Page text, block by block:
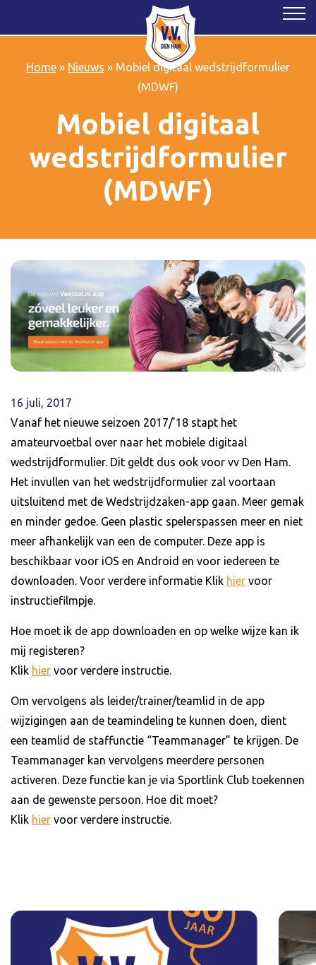
Home» Nieuws » Mobiel digitaal wedstrijdformulier
(MDWF)
Mobiel digitaal
wedstrijdformulier
(MDWF)
16 juli, 2017
Vanaf het nieuwe seizoen 2017/’18 stapt het
amateurvoetbal over naar het mobiele digitaal
wedstrijdformulier. Dit geldt dus ook voor vv Den Ham.
Het invullen van het wedstrijdformulier zal voortaan
uitsluitend met de Wedstrijdzaken-app gaan. Meer gemak
en minder gedoe. Geen plastic spelerspassen meer en niet
meer afhankelijk van een de computer. Deze app is
beschikbaar voor iOS en Android en voor iedereen te
downloaden. Voor verdere informatie Klik hier voor
instructiefilmpje.
Hoe moet ik de app downloaden en op welke wijze kan ik
mij registeren?
Klik hier voor verdere instructie.
Om vervolgens als leider/trainer/teamlid in de app
wijzigingen aan de teamindeling te kunnen doen, dient
een teamlid de staffunctie “Teammanager” te krijgen. De
Teammanager kan vervolgens meerdere personen
activeren. Deze functie kan je via Sportlink Club toekennen
aan de gewenste persoon. Hoe dit moet?
Klik hier voor verdere instructie.